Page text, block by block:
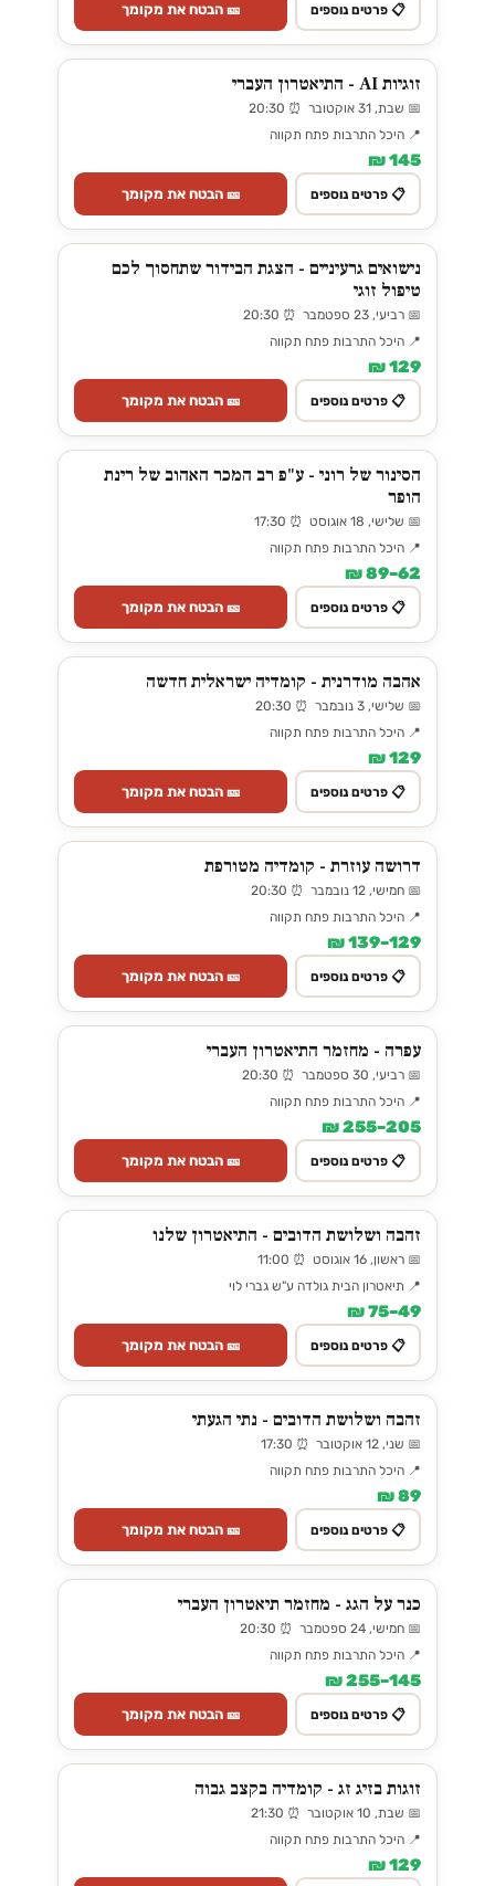
📋 פרטים נוספים 🎫 הבטח את מקומך
זוגיות AI - התיאטרון העברי
📅 שבת, 31 אוקטובר ⏰ 20:30
📍 היכל התרבות פתח תקווה
145 ₪
📋 פרטים נוספים 🎫 הבטח את מקומך
נישואים גרעיניים - הצגת הבידור שתחסוך לכם
טיפול זוגי
📅 רביעי, 23 ספטמבר ⏰ 20:30
📍 היכל התרבות פתח תקווה
129 ₪
📋 פרטים נוספים 🎫 הבטח את מקומך
הסינור של רוני - ע"פ רב המכר האהוב של רינת
הופר
📅 שלישי, 18 אוגוסט ⏰ 17:30
📍 היכל התרבות פתח תקווה
62–89 ₪
📋 פרטים נוספים 🎫 הבטח את מקומך
אהבה מודרנית - קומדיה ישראלית חדשה
📅 שלישי, 3 נובמבר ⏰ 20:30
📍 היכל התרבות פתח תקווה
129 ₪
📋 פרטים נוספים 🎫 הבטח את מקומך
דרושה עוזרת - קומדיה מטורפת
📅 חמישי, 12 נובמבר ⏰ 20:30
📍 היכל התרבות פתח תקווה
129–139 ₪
📋 פרטים נוספים 🎫 הבטח את מקומך
עפרה - מחזמר התיאטרון העברי
📅 רביעי, 30 ספטמבר ⏰ 20:30
📍 היכל התרבות פתח תקווה
205–255 ₪
📋 פרטים נוספים 🎫 הבטח את מקומך
זהבה ושלושת הדובים - התיאטרון שלנו
📅 ראשון, 16 אוגוסט ⏰ 11:00
📍 תיאטרון הבית גולדה ע"ש גברי לוי
49–75 ₪
📋 פרטים נוספים 🎫 הבטח את מקומך
זהבה ושלושת הדובים - נתי הגעתי
📅 שני, 12 אוקטובר ⏰ 17:30
📍 היכל התרבות פתח תקווה
89 ₪
📋 פרטים נוספים 🎫 הבטח את מקומך
כנר על הגג - מחזמר תיאטרון העברי
📅 חמישי, 24 ספטמבר ⏰ 20:30
📍 היכל התרבות פתח תקווה
145–255 ₪
📋 פרטים נוספים 🎫 הבטח את מקומך
זוגות בזיג זג - קומדיה בקצב גבוה
📅 שבת, 10 אוקטובר ⏰ 21:30
📍 היכל התרבות פתח תקווה
129 ₪